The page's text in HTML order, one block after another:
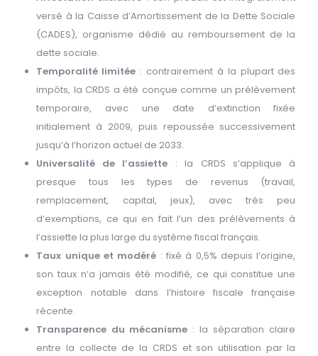
versé à la Caisse d’Amortissement de la Dette Sociale
(CADES), organisme dédié au remboursement de la
dette sociale.
Temporalité limitée : contrairement à la plupart des
impôts, la CRDS a été conçue comme un prélèvement
temporaire, avec une date d’extinction fixée
initialement à 2009, puis repoussée successivement
jusqu’à l’horizon actuel de 2033.
Universalité de l’assiette : la CRDS s’applique à
presque tous les types de revenus (travail,
remplacement, capital, jeux), avec très peu
d’exemptions, ce qui en fait l’un des prélèvements à
l’assiette la plus large du système fiscal français.
Taux unique et modéré : fixé à 0,5% depuis l’origine,
son taux n’a jamais été modifié, ce qui constitue une
exception notable dans l’histoire fiscale française
récente.
Transparence du mécanisme : la séparation claire
entre la collecte de la CRDS et son utilisation par la